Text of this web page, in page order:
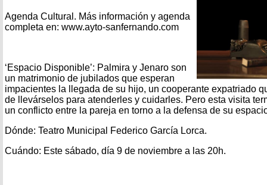
Agenda Cultural. Más información y agenda
completa en: www.ayto-sanfernando.com
‘Espacio Disponible’: Palmira y Jenaro son
un matrimonio de jubilados que esperan
impacientes la llegada de su hijo, un cooperante expatriado
de llevárselos para atenderles y cuidarles. Pero esta visita
un conflicto entre la pareja en torno a la defensa de su
Dónde: Teatro Municipal Federico García Lorca.
Cuándo: Este sábado, día 9 de noviembre a las 20h.